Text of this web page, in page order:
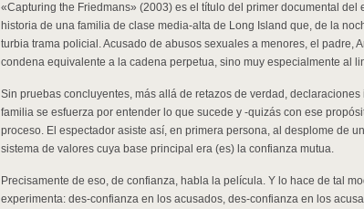
«Capturing the Friedmans» (2003) es el título del primer documental del
historia de una familia de clase media-alta de Long Island que, de la
turbia trama policial. Acusado de abusos sexuales a menores, el padre,
condena equivalente a la cadena perpetua, sino muy especialmente al
Sin pruebas concluyentes, más allá de retazos de verdad,
familia se esfuerza por entender lo que sucede y -quizás con ese
proceso. El espectador asiste así, en primera persona, al desplome de
sistema de valores cuya base principal era (es) la confianza mutua.
Precisamente de eso, de confianza, habla la película. Y lo hace de tal
experimenta: des-confianza en los acusados, des-confianza en los